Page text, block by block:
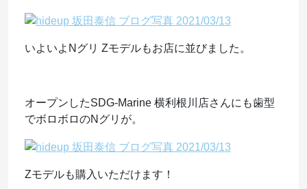
いよいよNグリ Zモデルもお店に並びました。
オープンしたSDG-Marine 横利根川店さんにも歯型
でボロボロのNグリが。
Zモデルも購入いただけます！